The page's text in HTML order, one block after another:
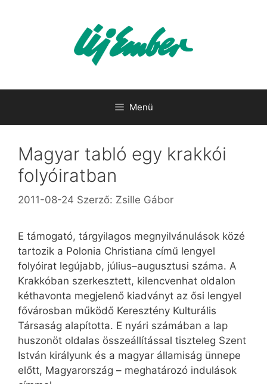
Menü
Magyar tabló egy krakkói
folyóiratban
2011-08-24 Szerző: Zsille Gábor
E támogató, tárgyilagos megnyilvánulások közé
tartozik a Polonia Christiana című lengyel
folyóirat legújabb, július–augusztusi száma. A
Krakkóban szerkesztett, kilencvenhat oldalon
kéthavonta megjelenő kiadványt az ősi lengyel
fővárosban működő Keresztény Kulturális
Társaság alapította. E nyári számában a lap
huszonöt oldalas összeállítással tiszteleg Szent
István királyunk és a magyar államiság ünnepe
előtt, Magyarország – meghatározó indulások